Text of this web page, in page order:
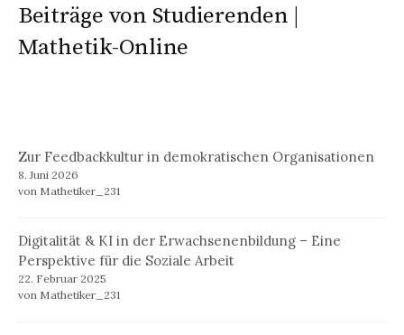
Beiträge von Studierenden |
Mathetik-Online
Zur Feedbackkultur in demokratischen Organisationen
8. Juni 2026
von Mathetiker_231
Digitalität & KI in der Erwachsenenbildung – Eine
Perspektive für die Soziale Arbeit
22. Februar 2025
von Mathetiker_231